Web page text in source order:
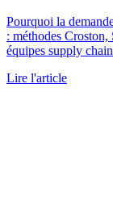
Pourquoi la
: méthodes
équipes supply
Lire l'article